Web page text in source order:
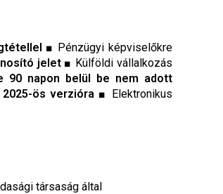
■ Pénzügyi képviselőkre
jelet■ Külföldi vállalkozás
90 napon belül be nem adott
2025-ös verzióra ■ Elektronikus
társaság által